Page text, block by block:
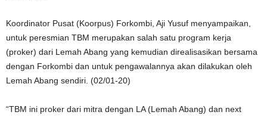
Koordinator Pusat (Koorpus) Forkombi, Aji Yusuf menyampaikan,
untuk peresmian TBM merupakan salah satu program kerja
(proker) dari Lemah Abang yang kemudian direalisasikan bersama
dengan Forkombi dan untuk pengawalannya akan dilakukan oleh
Lemah Abang sendiri. (02/01-20)
“TBM ini proker dari mitra dengan LA (Lemah Abang) dan next